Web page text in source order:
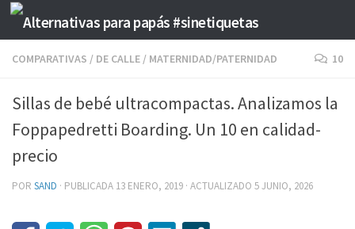
Saltar al contenido
COMPARATIVAS / DE CALLE / MATERNIDAD/PATERNIDAD 10
Sillas de bebé ultracompactas. Analizamos la
Foppapedretti Boarding. Un 10 en calidad-
precio
POR SAND · PUBLICADA 13 ENERO, 2019 · ACTUALIZADO 5 JUNIO, 2026